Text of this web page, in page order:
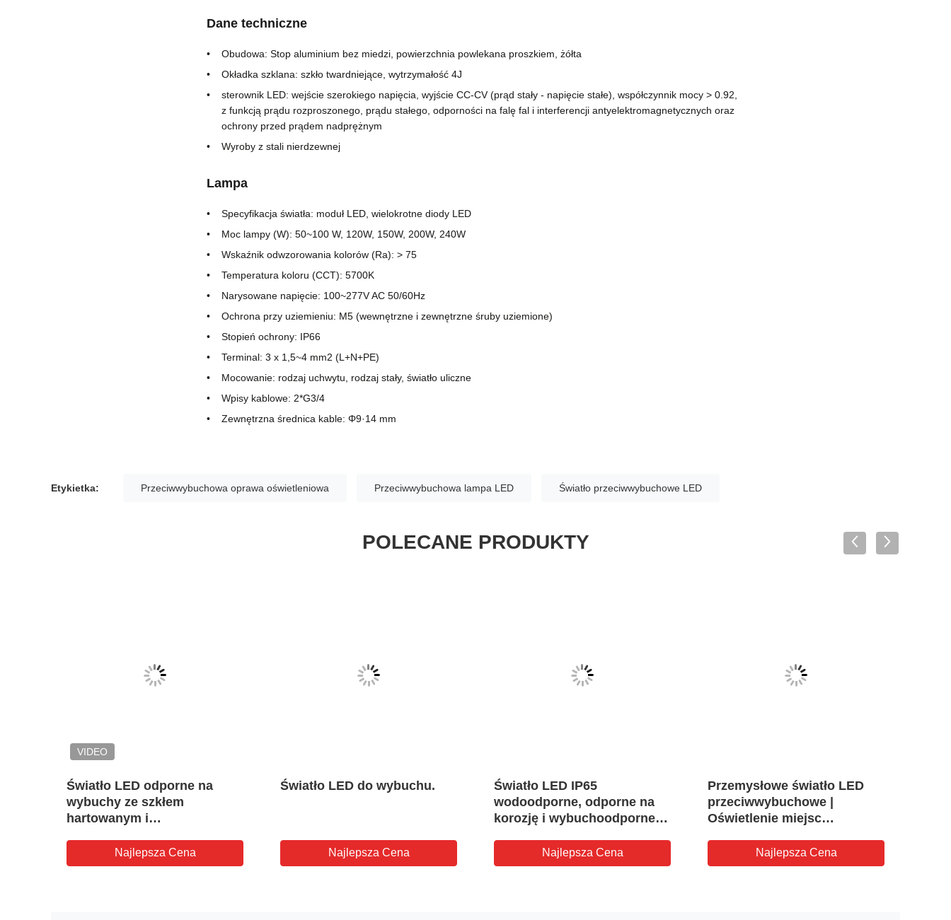
Dane techniczne
Obudowa: Stop aluminium bez miedzi, powierzchnia powlekana proszkiem, żółta
Okładka szklana: szkło twardniejące, wytrzymałość 4J
sterownik LED: wejście szerokiego napięcia, wyjście CC-CV (prąd stały - napięcie stałe), współczynnik mocy > 0.92,
z funkcją prądu rozproszonego, prądu stałego, odporności na falę fal i interferencji antyelektromagnetycznych oraz
ochrony przed prądem nadprężnym
Wyroby z stali nierdzewnej
Lampa
Specyfikacja światła: moduł LED, wielokrotne diody LED
Moc lampy (W): 50~100 W, 120W, 150W, 200W, 240W
Wskaźnik odwzorowania kolorów (Ra): > 75
Temperatura koloru (CCT): 5700K
Narysowane napięcie: 100~277V AC 50/60Hz
Ochrona przy uziemieniu: M5 (wewnętrzne i zewnętrzne śruby uziemione)
Stopień ochrony: IP66
Terminal: 3 x 1,5~4 mm2 (L+N+PE)
Mocowanie: rodzaj uchwytu, rodzaj stały, światło uliczne
Wpisy kablowe: 2*G3/4
Zewnętrzna średnica kable: Φ9·14 mm
Etykietka: Przeciwwybuchowa oprawa oświetleniowa Przeciwwybuchowa lampa LED Światło przeciwwybuchowe LED
POLECANE PRODUKTY
VIDEO
Światło LED odporne na
wybuchy ze szkłem
hartowanym i
niebezpiecznych stref
przemysłowych
Najlepsza Cena
Światło LED do wybuchu.
Najlepsza Cena
Światło LED IP65
wodoodporne, odporne na
korozję i wybuchoodporne z
obszarów niebezpiecznych
Najlepsza Cena
Przemysłowe światło LED
przeciwwybuchowe |
Oświetlenie miejsc
Najlepsza Cena